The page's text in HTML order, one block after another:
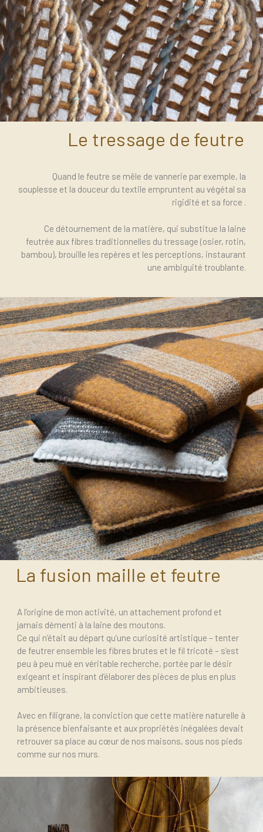
Le tressage de feutre
Le tressage de feutre
Quand le feutre se mêle de vannerie par exemple, la
souplesse et la douceur du textile empruntent au végétal sa
rigidité et sa force .
Ce détournement de la matière, qui substitue la laine
feutrée aux fibres traditionnelles du tressage (osier, rotin,
bambou), brouille les repères et les perceptions, instaurant
une ambiguité troublante.
La fusion maille et feutre
la fusion maille et feutre
A l’origine de mon activité, un attachement profond et
jamais démenti à la laine des moutons.
Ce qui n’était au départ qu’une curiosité artistique – tenter
de feutrer ensemble les fibres brutes et le fil tricoté – s’est
peu à peu mué en véritable recherche, portée par le désir
exigeant et inspirant d’élaborer des pièces de plus en plus
ambitieuses.
Avec en filigrane, la conviction que cette matière naturelle à
la présence bienfaisante et aux propriétés inégalées devait
retrouver sa place au cœur de nos maisons, sous nos pieds
comme sur nos murs.